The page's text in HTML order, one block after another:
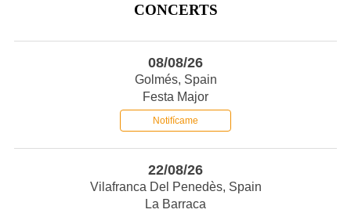
CONCERTS
08/08/26
Golmés, Spain
Festa Major
Notifícame
22/08/26
Vilafranca Del Penedès, Spain
La Barraca